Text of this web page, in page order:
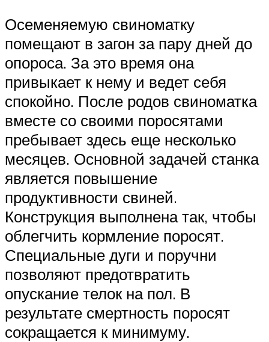
Осеменяемую свиноматку
помещают в загон за пару дней до
опороса. За это время она
привыкает к нему и ведет себя
спокойно. После родов свиноматка
вместе со своими поросятами
пребывает здесь еще несколько
месяцев. Основной задачей станка
является повышение
продуктивности свиней.
Конструкция выполнена так, чтобы
облегчить кормление поросят.
Специальные дуги и поручни
позволяют предотвратить
опускание телок на пол. В
результате смертность поросят
сокращается к минимуму.